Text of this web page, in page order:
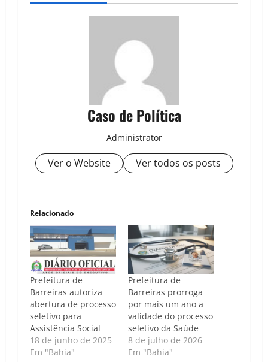
Caso de Política
Administrator
Ver o Website Ver todos os posts
Relacionado
Prefeitura de
Barreiras autoriza
abertura de processo
seletivo para
Assistência Social
18 de junho de 2025
Em "Bahia"
Prefeitura de
Barreiras prorroga
por mais um ano a
validade do processo
seletivo da Saúde
8 de julho de 2026
Em "Bahia"